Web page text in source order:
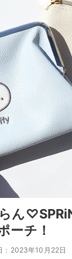
ん
ーチ！
：2023年10月22日